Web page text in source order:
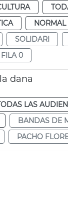
NORMAL
SOLIDARI
FILA 0
dana
LAS
BANDAS DE
PACHO